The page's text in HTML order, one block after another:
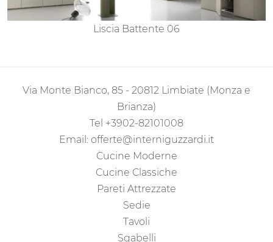
Liscia Battente 06
Via Monte Bianco, 85 - 20812 Limbiate (Monza e
Brianza)
Tel +3902-82101008
Email: offerte@interniguzzardi.it
Cucine Moderne
Cucine Classiche
Pareti Attrezzate
Sedie
Tavoli
Sgabelli